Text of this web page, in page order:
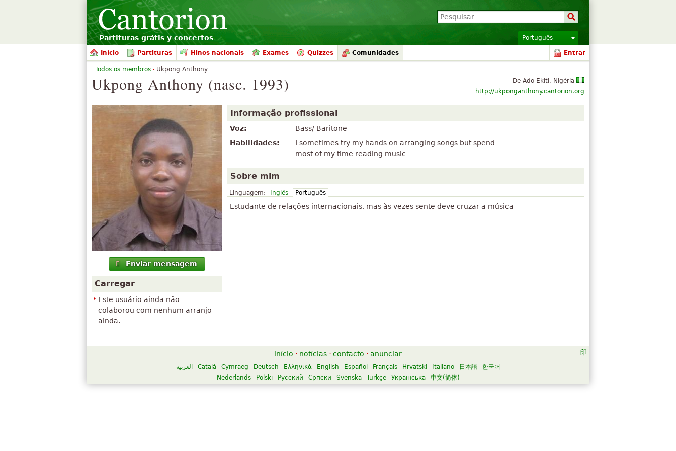
Partituras grátis y concertos Português
Início Partituras Hinos nacionais Exames Quizzes Comunidades Entrar
De Ado-Ekiti, Nigéria
http://ukponganthony.cantorion.org
Ukpong Anthony (nasc. 1993)
Enviar mensagem
Carregar
Este usuário ainda não
colaborou com nenhum arranjo
ainda.
Informação profissional
Voz:
Bass/ Baritone
Habilidades:
I sometimes try my hands on arranging songs but spend
most of my time reading music
Sobre mim
Linguagem: Inglês Português
Estudante de relações internacionais, mas às vezes sente deve cruzar a música
Todos os membros Ukpong Anthony
início · notícias · contacto · anunciar
العربية Català Cymraeg Deutsch Ελληνικά English Español Français Hrvatski Italiano 日本語
한국어
Nederlands
Polski Русский Српски Svenska Türkçe Українська 中文(简体)